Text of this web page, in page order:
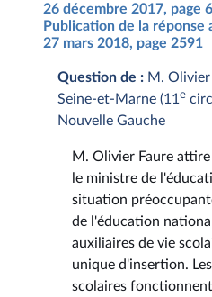
26 décembre 2017, page
Publication de la réponse
27 mars 2018, page 2591
Question de : M. Olivier
Seine-et-Marne (11 e
Nouvelle Gauche
M. Olivier Faure
le ministre de
situation
de l'éducation
auxiliaires de vie
unique d'insertion.
scolaires